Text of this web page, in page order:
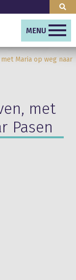
MENU
Maria op weg naar
met
Pasen